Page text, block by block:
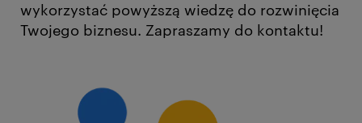
wykorzystać powyższą wiedzę do rozwinięcia
Twojego biznesu. Zapraszamy do kontaktu!